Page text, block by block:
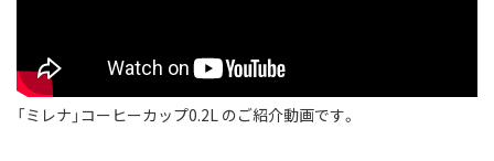
「ミレナ」コーヒーカップ0.2L のご紹介動画です。